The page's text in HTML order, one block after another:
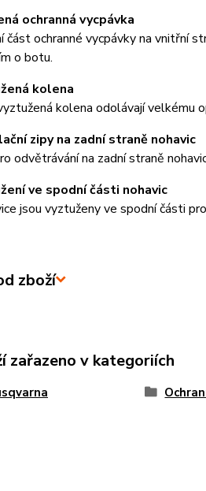
ochranná vycpávka
část ochranné vycpávky na vnitřní
o botu.
kolena
kolena odolávají velkému
zipy na zadní straně nohavic
odvětrávání na zadní straně
ve spodní části nohavic
jsou vyztuženy ve spodní části
zboží
zařazeno v kategoriích